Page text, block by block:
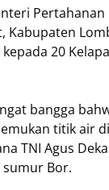
Kabupaten
20
bangga
titik air
TNI Agus
Bor.